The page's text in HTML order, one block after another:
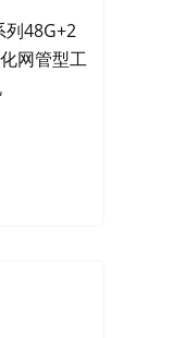
列48G+2
网管型工